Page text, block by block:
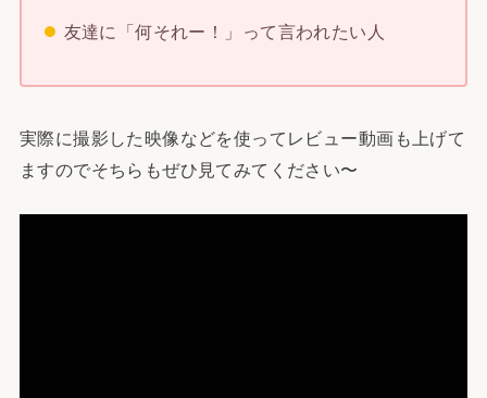
友達に「何それー！」って言われたい人
実際に撮影した映像などを使ってレビュー動画も上げて
ますのでそちらもぜひ見てみてください〜